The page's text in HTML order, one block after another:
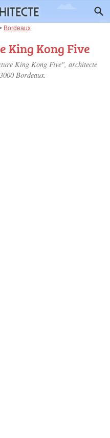
Bordeaux
King Kong Five
King Kong Five", architecte
Bordeaux.